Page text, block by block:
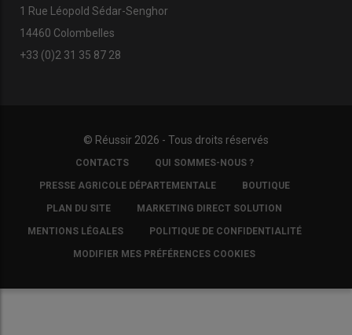
1 Rue Léopold Sédar-Senghor
14460 Colombelles
+33 (0)2 31 35 87 28
© Réussir 2026 - Tous droits réservés
COPYRIGHTCONTACTS QUI SOMMES-NOUS ?
PRESSE AGRICOLE DÉPARTEMENTALE BOUTIQUE
PLAN DU SITE MARKETING DIRECT SOLUTION
MENTIONS LÉGALES POLITIQUE DE CONFIDENTIALITÉ
MODIFIER MES PRÉFÉRENCES COOKIES